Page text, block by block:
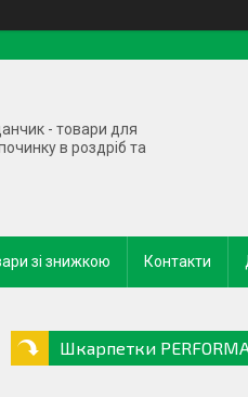
- товари для
в роздріб та
зі знижкою Контакти
Шкарпетки